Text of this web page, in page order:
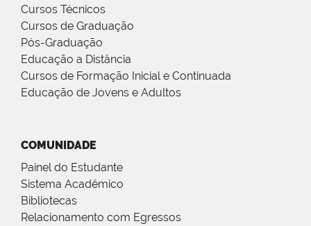
Cursos Técnicos
Cursos de Graduação
Pós-Graduação
Educação a Distância
Cursos de Formação Inicial e Continuada
Educação de Jovens e Adultos
COMUNIDADE
Painel do Estudante
Sistema Acadêmico
Bibliotecas
Relacionamento com Egressos